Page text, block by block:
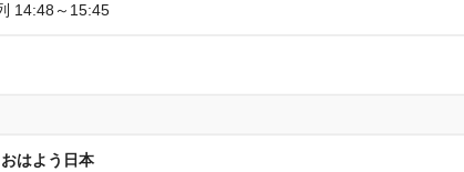
14:48～15:45
はよう日本